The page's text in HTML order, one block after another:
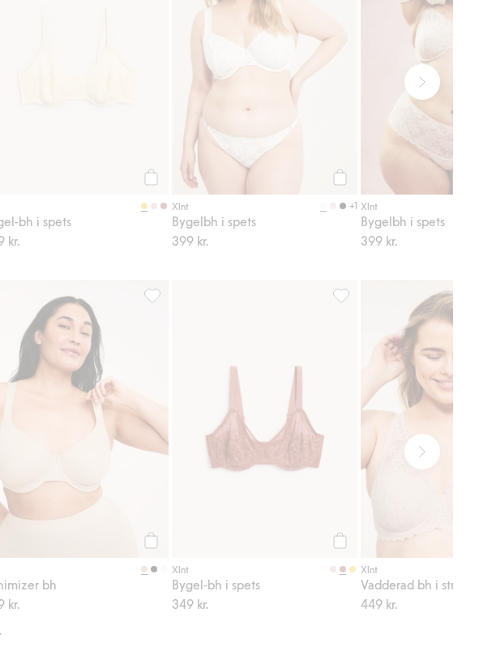
bh i spets
kr.
Xlnt +1
Bygelbh i spets
399 kr.
Xlnt
Bygelbh i spets
399 kr.
bh i stretchig spets, Lägg till i favoriter
bh
kr.
Xlnt
Bygel-bh i spets
349 kr.
Bygel-bh i spets, Lägg till
Xlnt
Vadderad bh i
449 kr.